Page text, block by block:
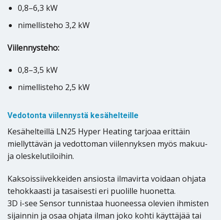
0,8–6,3 kW
nimellisteho 3,2 kW
Viilennysteho:
0,8–3,5 kW
nimellisteho 2,5 kW
Vedotonta viilennystä kesähelteille
Kesähelteillä LN25 Hyper Heating tarjoaa erittäin
miellyttävän ja vedottoman viilennyksen myös makuu-
ja oleskelutiloihin.
Kaksoissiivekkeiden ansiosta ilmavirta voidaan ohjata
tehokkaasti ja tasaisesti eri puolille huonetta.
3D i-see Sensor tunnistaa huoneessa olevien ihmisten
sijainnin ja osaa ohjata ilman joko kohti käyttäjää tai